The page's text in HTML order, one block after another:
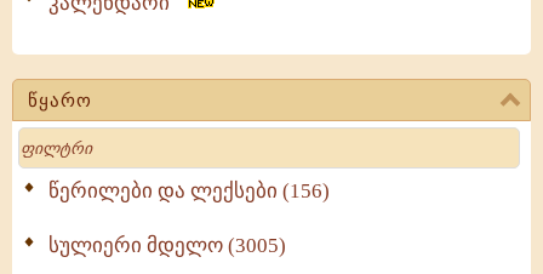
წყარო
Search
წერილები და ლექსები (156)
სულიერი მდელო (3005)